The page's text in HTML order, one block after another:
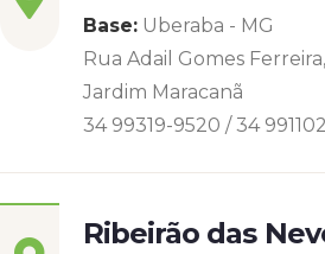
Base: Uberaba - MG
Rua Adail Gomes
Jardim Maracanã
34 99319-9520 / 34
Ribeirão das